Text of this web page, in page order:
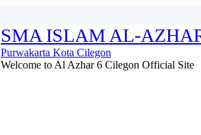
SMA ISLAM AL-
Purwakarta Kota Cilegon
Welcome to Al Azhar 6 Cilegon Official Site